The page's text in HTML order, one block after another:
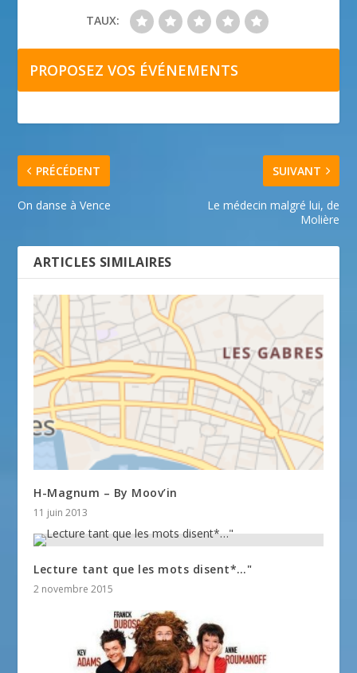
TAUX:
PROPOSEZ VOS ÉVÉNEMENTS
PRÉCÉDENT
On danse à Vence
SUIVANT
Le médecin malgré lui, de
Molière
ARTICLES SIMILAIRES
H-Magnum – By Moov’in
11 juin 2013
Lecture tant que les mots disent*…"
2 novembre 2015